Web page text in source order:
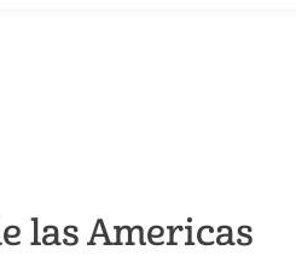
las Americas